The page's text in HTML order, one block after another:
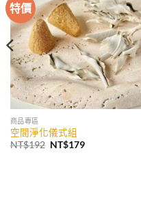
特價
加入
收藏
商品專區
空間淨化儀式組
NT$192 原
NT$179目